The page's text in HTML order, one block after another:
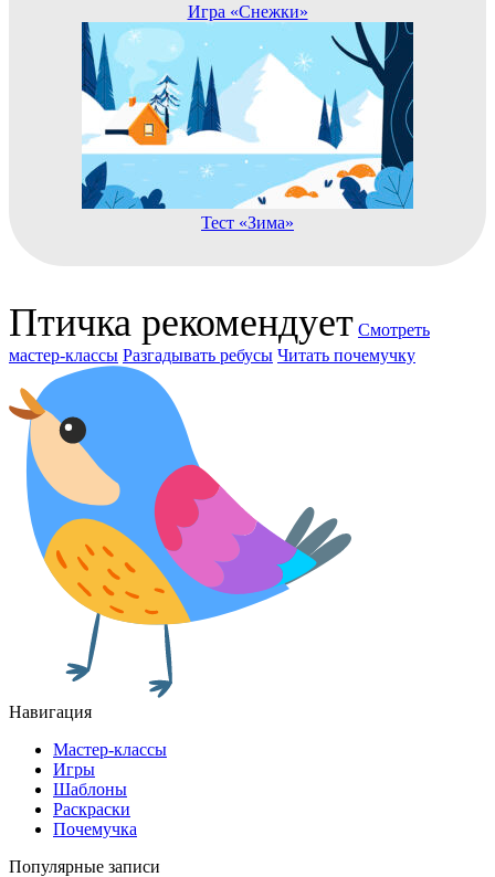
Игра «Снежки»
Тест «Зима»
Птичка рекомендует Смотреть
мастер-классы Разгадывать ребусы Читать почемучку
Навигация
Мастер-классы
Игры
Шаблоны
Раскраски
Почемучка
Популярные записи